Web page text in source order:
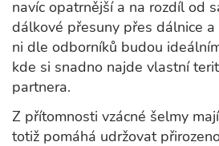
navíc opatrnější a na rozdíl od
dálkové přesuny přes dálnice
ni dle odborníků budou
kde si snadno najde vlastní
partnera.
Z přítomnosti vzácné šelmy
totiž pomáhá udržovat